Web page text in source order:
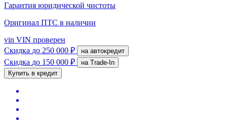
Гарантия юридической чистоты
Оригинал ПТС в наличии
vin VIN проверен
Скидка до 250 000 ₽ на автокредит
Скидка до 150 000 ₽
на Trade-In
Купить в кредит